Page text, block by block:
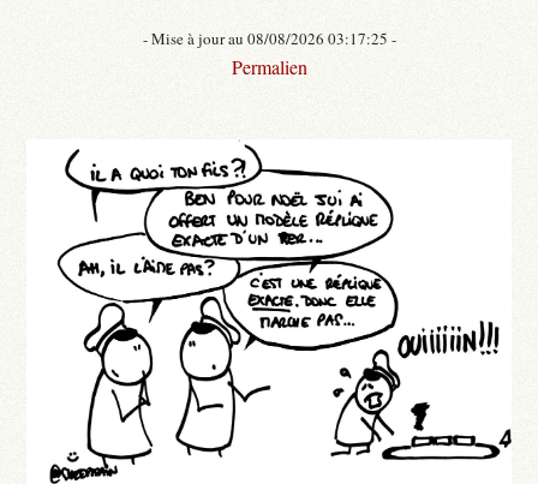
- Mise à jour au 08/08/2026 03:17:25 -
Permalien